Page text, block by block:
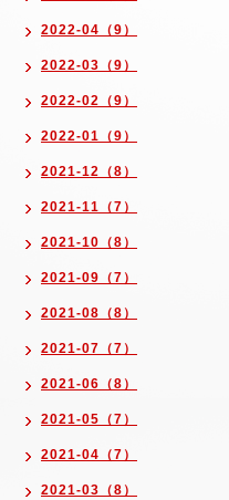
2022-04（9）
2022-03（9）
2022-02（9）
2022-01（9）
2021-12（8）
2021-11（7）
2021-10（8）
2021-09（7）
2021-08（8）
2021-07（7）
2021-06（8）
2021-05（7）
2021-04（7）
2021-03（8）